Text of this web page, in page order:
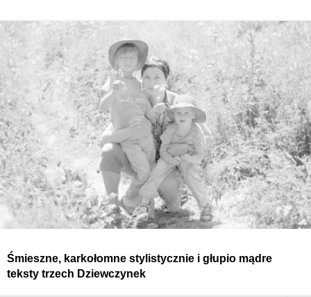
Śmieszne, karkołomne stylistycznie i głupio mądre
teksty trzech Dziewczynek